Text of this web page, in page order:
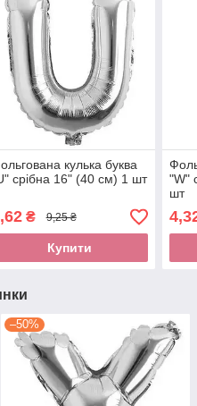
кулька буква
срібна 16" (40 см) 1 шт
₴ 9,25 ₴
Купити
"W"
шт
–50%